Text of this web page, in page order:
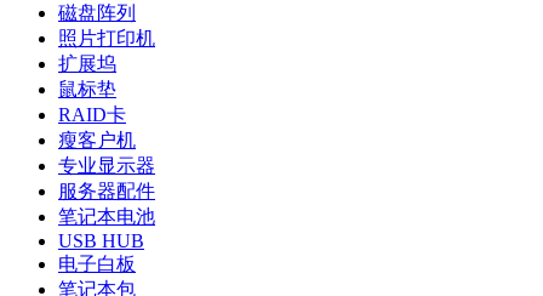
磁盘阵列
照片打印机
扩展坞
鼠标垫
RAID卡
瘦客户机
专业显示器
服务器配件
笔记本电池
USB HUB
电子白板
笔记本包